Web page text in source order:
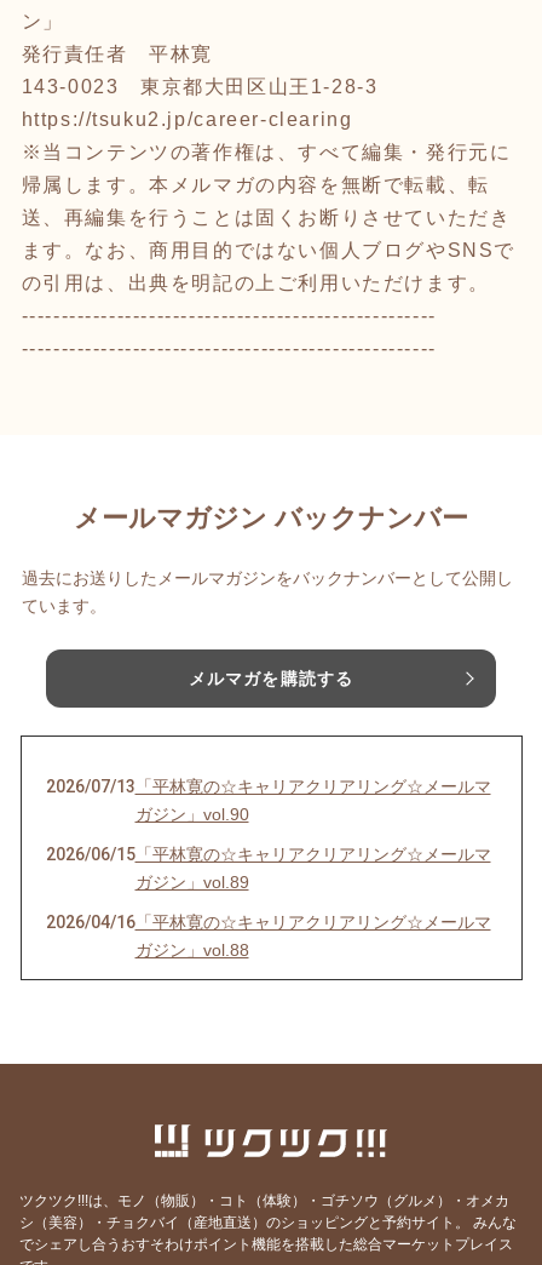
ン」
発行責任者 平林寛
143-0023 東京都大田区山王1-28-3
https://tsuku2.jp/career-clearing
※当コンテンツの著作権は、すべて編集・発行元に
帰属します。本メルマガの内容を無断で転載、転
送、再編集を行うことは固くお断りさせていただき
ます。なお、商用目的ではない個人ブログやSNSで
の引用は、出典を明記の上ご利用いただけます。
----------------------------------------------------
----------------------------------------------------
メールマガジン バックナンバー
過去にお送りしたメールマガジンをバックナンバーとして公開し
ています。
メルマガを購読する
2026/07/13 「平林寛の☆キャリアクリアリング☆メールマ
ガジン」vol.90
2026/06/15「平林寛の☆キャリアクリアリング☆メールマ
ガジン」vol.89
2026/04/16「平林寛の☆キャリアクリアリング☆メールマ
ガジン」vol.88
「平林寛の☆キャリアクリアリング☆メールマ
ガジン」vol.85
2025/11/19 「平林寛の☆キャリアクリアリング☆メールマ
ガジン」vol.84
ツクツク!!!は、モノ（物販）・コト（体験）・ゴチソウ（グルメ）・オメカ
シ（美容）・チョクバイ（産地直送）のショッピングと予約サイト。
みんな
でシェアし合うおすそわけポイント機能を搭載した総合マーケットプレイス